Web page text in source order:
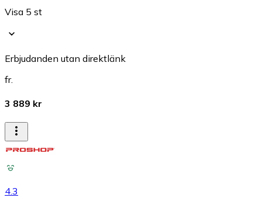
Visa 5 st
Erbjudanden utan direktlänk
fr.
3 889 kr
4.3